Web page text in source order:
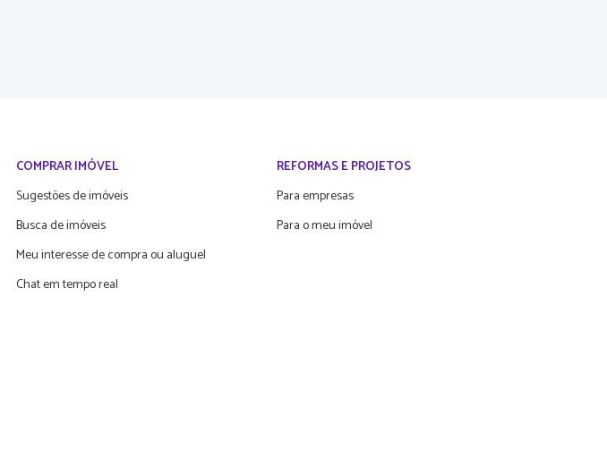
COMPRAR IMÓVEL
Sugestões de imóveis
Busca de imóveis
Meu interesse de compra ou aluguel
Chat em tempo real
REFORMAS E PROJETOS
Para empresas
Para o meu imóvel